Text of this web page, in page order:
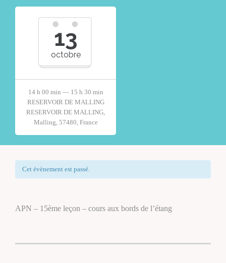
13
octobre
14 h 00 min — 15 h 30 min
RESERVOIR DE MALLING
RESERVOIR DE MALLING,
Malling, 57480, France
Cet évènement est passé.
APN – 15ème leçon – cours aux bords de l’étang